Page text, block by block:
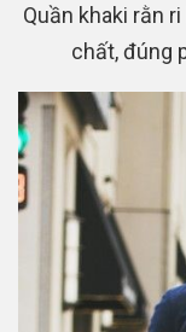
Quần khaki rằn
chất, đúng